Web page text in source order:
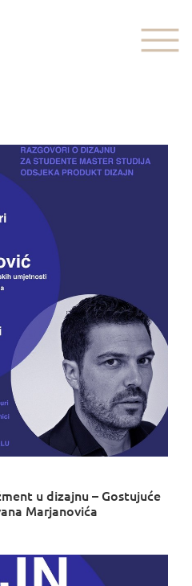
u dizajnu – Gostujuće
Marjanovića